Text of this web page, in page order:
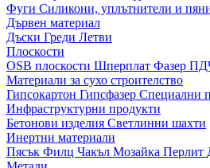
Фуги Силикони, уплътнители и
Дървен материал
Дъски Греди Летви
Плоскости
OSB плоскости Шперплат Фазер
Материали за сухо строителство
Гипсокартон Гипсфазер Специални
Инфраструктурни продукти
Бетонови изделия Светлинни шахти
Инертни материали
Пясък Филц Чакъл Мозайкa Перлит